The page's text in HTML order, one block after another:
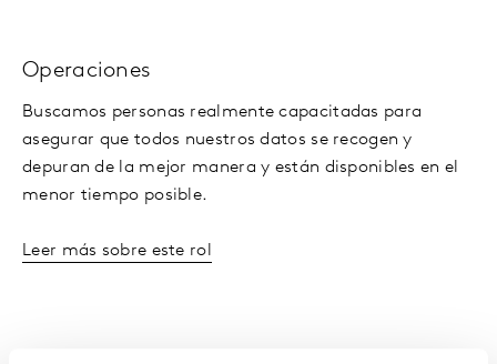
Operaciones
Buscamos personas realmente capacitadas para
asegurar que todos nuestros datos se recogen y
depuran de la mejor manera y están disponibles en el
menor tiempo posible.
Leer más sobre este rol